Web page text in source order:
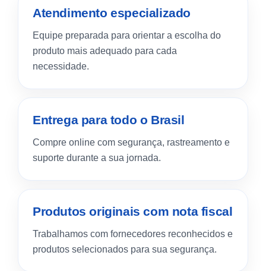
Atendimento especializado
Equipe preparada para orientar a escolha do
produto mais adequado para cada
necessidade.
Entrega para todo o Brasil
Compre online com segurança, rastreamento e
suporte durante a sua jornada.
Produtos originais com nota fiscal
Trabalhamos com fornecedores reconhecidos e
produtos selecionados para sua segurança.